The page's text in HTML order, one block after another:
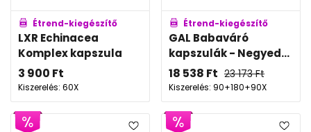
Étrend-kiegészítő
LXR Echinacea
Komplex kapszula
3 900 Ft
Kiszerelés: 60X
Étrend-kiegészítő
GAL Babaváró
kapszulák - Negyed...
18 538 Ft 23 173Ft
Kiszerelés: 90+180+90X